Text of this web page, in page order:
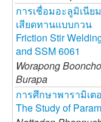
การเชื่อมอะลูมิเนีย
เสียดทานแบบกวน
Friction Stir
and SSM 6061
Worapong
Burapa
การศึกษาพารามิเ
The Study of